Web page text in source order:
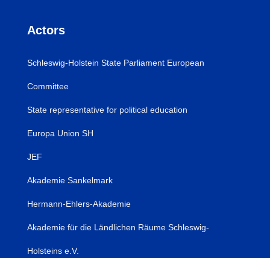
Actors
Schleswig-Holstein State Parliament European
Committee
State representative for political education
Europa Union SH
JEF
Akademie Sankelmark
Hermann-Ehlers-Akademie
Akademie für die Ländlichen Räume Schleswig-
Holsteins e.V.